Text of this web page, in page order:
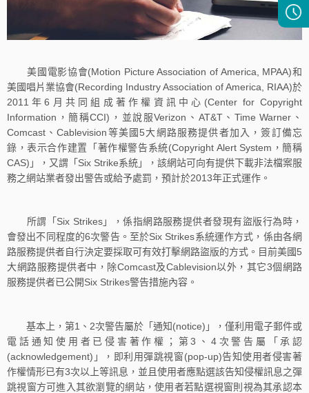
美國電影協會(Motion Picture Association of America, MPAA)和
美國唱片業協會(Recording Industry Association of America, RIAA)於
2011年6月共同組成著作權資訊中心(Center for Copyright
Information，簡稱CCI)，並說服Verizon、AT&T、Time Warner、
Comcast、Cablevision等美國5大網路服務提供者加入，簽訂備忘
錄，表示合作建置「著作權警告系統(Copyright Alert System，簡稱
CAS)」，又謂「Six Strike系統」，該網站可向有提供下載非法檔案服
務之網站業者發出警告或給予處罰，預計於2013年正式運作。
所謂「Six Strikes」，係指網路服務提供者發現有盜版行為時，
會發出不同程度的6次警告。至於Six Strikes系統運作方式，係由各網
路服務提供者自行決定要採取可有效打擊網路盜版的方式。目前美國5
大網路服務提供者中，除Comcast及Cablevision以外，其它3個網路
服務提供者已公開Six Strikes警告措施內容。
基本上，第1、2次警告屬於「通知(notice)」，僅利用電子郵件或
電話通知使用者已侵害著作權；第3、4次警告屬「承認
(acknowledgement)」，即利用彈跳視窗(pop-up)告知使用者侵害著
作權情形已有3次以上等訊息，並且使用者應點選該告知侵權訊息之彈
跳視窗方可進入其欲瀏覽的網站，使用者若點選視窗則視為其承認本